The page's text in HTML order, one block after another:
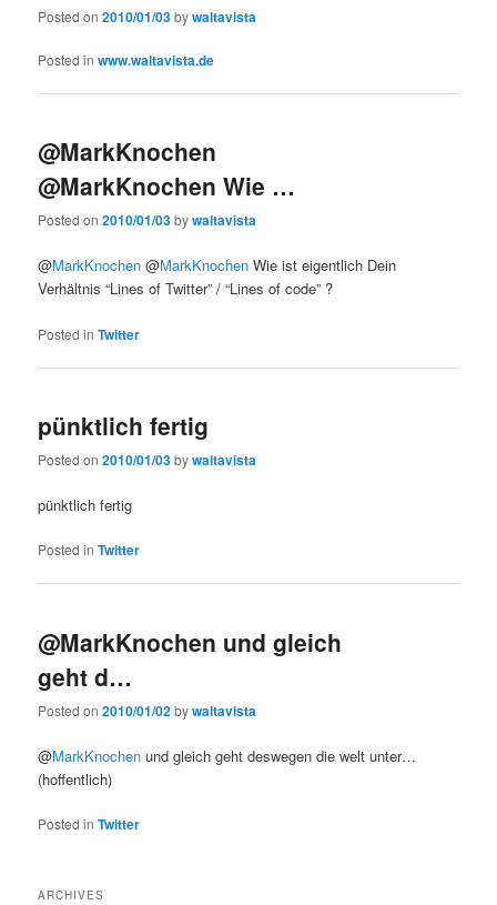
Posted on2010/01/03bywaltavista
Posted in www.waltavista.de
@MarkKnochen
@MarkKnochen Wie …
Posted on2010/01/03bywaltavista
@MarkKnochen @MarkKnochen Wie ist eigentlich Dein
Verhältnis “Lines of Twitter” / “Lines of code” ?
Posted in Twitter
pünktlich fertig
Posted on2010/01/03bywaltavista
pünktlich fertig
Posted in Twitter
@MarkKnochen und gleich
geht d…
Posted on2010/01/02bywaltavista
@MarkKnochen und gleich geht deswegen die welt unter…
(hoffentlich)
Posted in Twitter
ARCHIVES